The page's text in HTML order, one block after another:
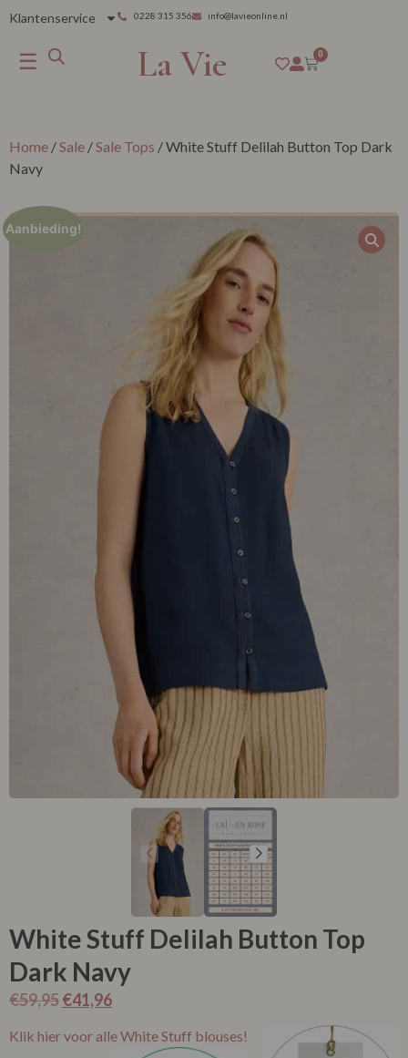
Klantenservice 0228 315 356 info@lavieonline.nl
☰ La Vie 0
Home /Sale /Sale Tops / White Stuff Delilah Button Top Dark
Navy
Aanbieding!
White Stuff Delilah Button Top
Dark Navy
€59,95€41,96
Klik hier voor alle White Stuff blouses!